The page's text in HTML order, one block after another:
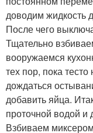
доводим жидкость
После чего
Тщательно
вооружаемся
тех пор, пока
дождаться
добавить яйца.
проточной водой и
Взбиваем